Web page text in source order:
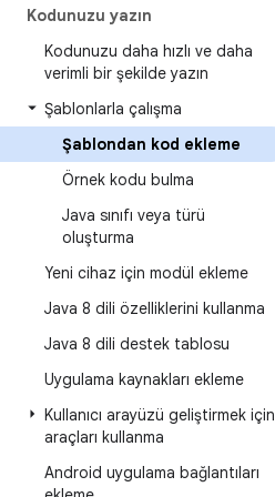
Kodunuzu yazın
Kodunuzu daha hızlı ve daha
verimli bir şekilde yazın
Şablonlarla çalışma
Şablondan kod ekleme
Örnek kodu bulma
Java sınıfı veya türü
oluşturma
Yeni cihaz için modül ekleme
Java 8 dili özelliklerini kullanma
Java 8 dili destek tablosu
Uygulama kaynakları ekleme
Kullanıcı arayüzü geliştirmek için
araçları kullanma
Android uygulama bağlantıları